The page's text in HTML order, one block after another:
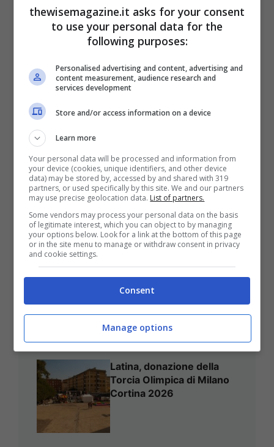
Quanto Spesso Bisogna
Lavare I Capelli? La Scienza
Sfata Uno Dei Miti Più Diffusi
Latina, donazione della
Torcia Olimpica di Milano
Cortina 2026
thewisemagazine.it asks for your consent
to use your personal data for the
following purposes:
Personalised advertising and content, advertising and
content measurement, audience research and
services development
Store and/or access information on a device
Learn more
Your personal data will be processed and information from
your device (cookies, unique identifiers, and other device
data) may be stored by, accessed by and shared with 319
partners, or used specifically by this site. We and our partners
may use precise geolocation data. List of partners.
Some vendors may process your personal data on the basis
of legitimate interest, which you can object to by managing
your options below. Look for a link at the bottom of this page
or in the site menu to manage or withdraw consent in privacy
and cookie settings.
Consent
Manage options